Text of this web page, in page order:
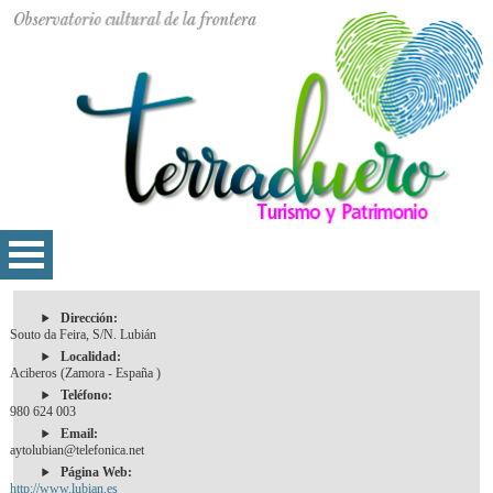
Dirección:
Souto da Feira, S/N. Lubián
Localidad:
Aciberos (Zamora - España )
Teléfono:
980 624 003
Email:
aytolubian@telefonica.net
Página Web:
http://www.lubian.es